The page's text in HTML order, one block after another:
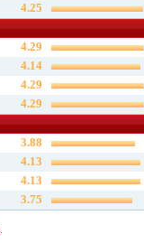
4.25
4.29
4.14
4.29
4.29
3.88
4.13
4.13
3.75